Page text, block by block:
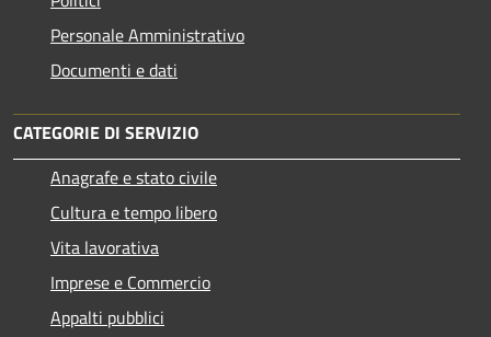
Personale Amministrativo
Documenti e dati
CATEGORIE DI SERVIZIO
Anagrafe e stato civile
Cultura e tempo libero
Vita lavorativa
Imprese e Commercio
Appalti pubblici